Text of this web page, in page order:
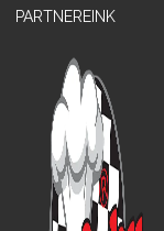
PARTNEREINK